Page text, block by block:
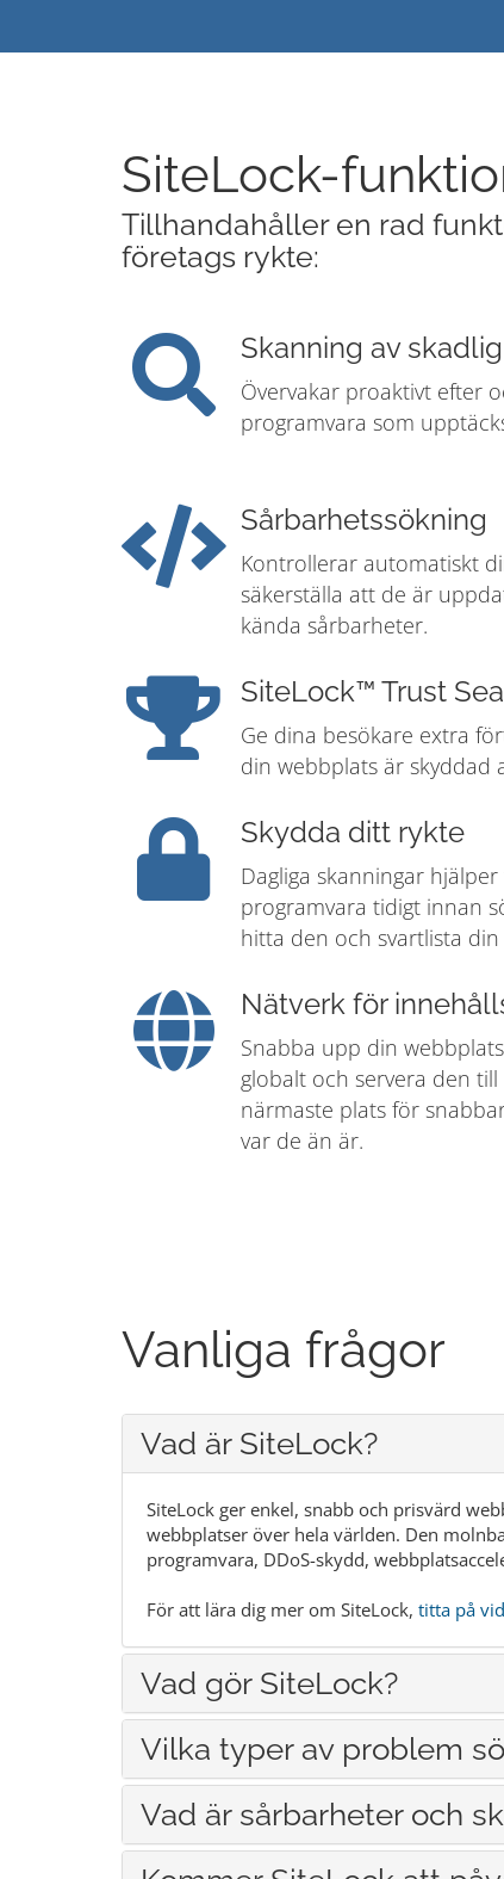
SiteLock-
Tillhandahåller en rad
företags rykte:
Skanning av
Övervakar proaktivt efter
programvara som
Sårbarhetssökning
Kontrollerar automatiskt
säkerställa att de är
kända sårbarheter.
SiteLock™ Trust
Ge dina besökare extra
din webbplats är skyddad
Skydda ditt rykte
Dagliga skanningar
programvara tidigt innan
hitta den och svartlista
Nätverk för
Snabba upp din
globalt och servera den
närmaste plats för
var de än är.
Vanliga frågor
Vad är SiteLock?
SiteLock ger enkel, snabb och prisvärd
webbplatser över hela världen. Den
programvara, DDoS-skydd,
För att lära dig mer om SiteLock, titta på
Vad gör SiteLock?
Vilka typer av problem
Vad är sårbarheter och